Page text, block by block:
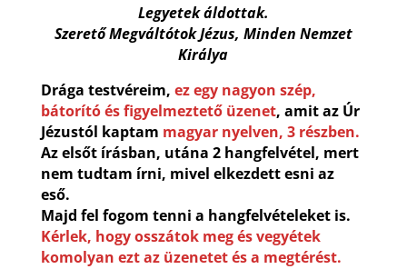
Legyetek áldottak.
Szerető Megváltótok Jézus, Minden Nemzet
Királya
Drága testvéreim, ez egy nagyon szép,
bátorító és figyelmeztető üzenet, amit az Úr
Jézustól kaptam magyar nyelven, 3 részben.
Az elsőt írásban, utána 2 hangfelvétel, mert
nem tudtam írni, mivel elkezdett esni az
eső.
Majd fel fogom tenni a hangfelvételeket is.
Kérlek, hogy osszátok meg és vegyétek
komolyan ezt az üzenetet és a megtérést.